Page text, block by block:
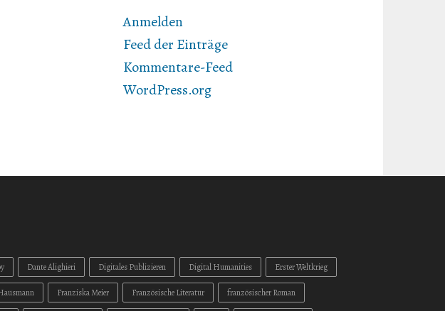
Anmelden
Feed der Einträge
Kommentare-Feed
WordPress.org
Dante Alighieri Digitales Publizieren Digital Humanities Erster Weltkrieg
Franziska Meier Französische Literatur französischer Roman